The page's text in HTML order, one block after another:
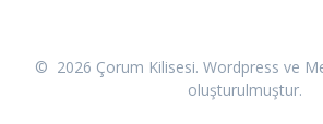
© 2026 Çorum Kilisesi. Wordpress ve
oluşturulmuştur.